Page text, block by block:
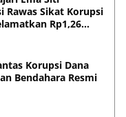
Rawas Sikat Korupsi
Rp1,26
Korupsi Dana
Bendahara Resmi